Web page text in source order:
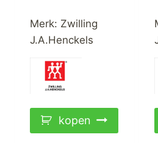
Merk: Zwilling
J.A.Henckels
kopen